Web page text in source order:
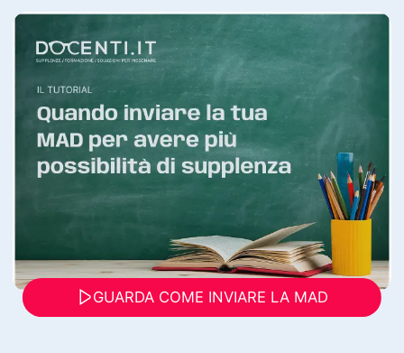
GUARDA COME INVIARE LA MAD